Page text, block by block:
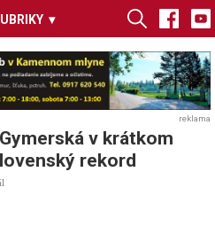
▾
reklama
v krátkom
rekord